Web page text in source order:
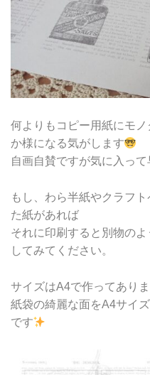
何よりもコピー用紙にモ
か様になる気がします
自画自賛ですが気に入っ
もし、わら半紙やクラフ
た紙があれば
それに印刷すると別物の
してみてください。
サイズはA4で作ってありま
紙袋の綺麗な面をA4サイ
です